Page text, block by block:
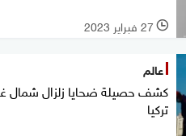
l 27 فبراير 2023
عالم
كشف حصيلة ضحايا زلزال شمال
تركيا